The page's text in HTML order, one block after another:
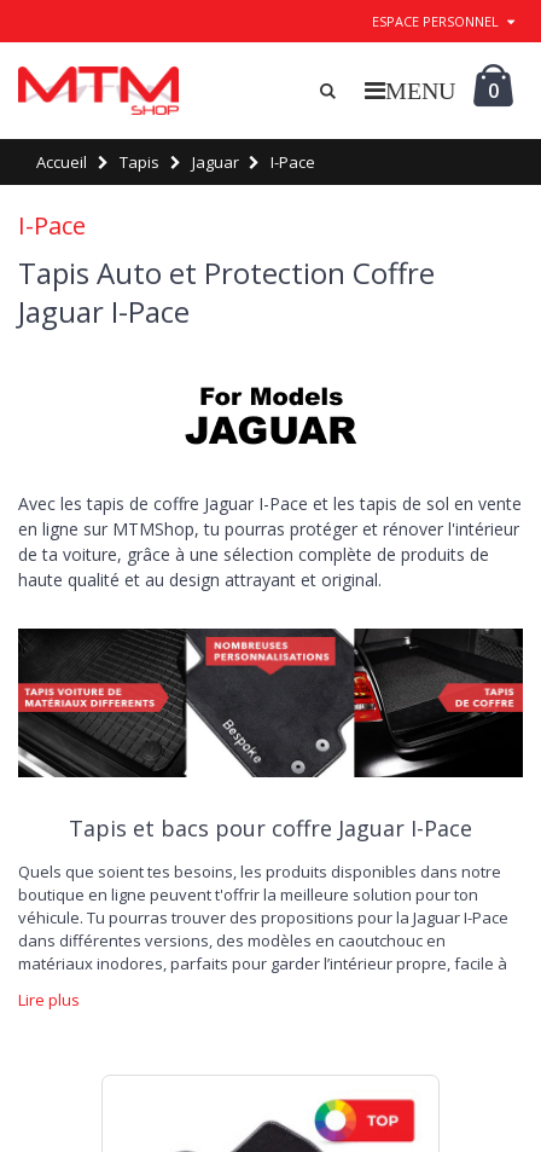
ESPACE PERSONNEL
0
Accueil Tapis Jaguar I-Pace
I-Pace
Tapis Auto et Protection Coffre
Jaguar I-Pace
Avec les tapis de coffre Jaguar I-Pace et les tapis de sol en vente
en ligne sur MTMShop, tu pourras protéger et rénover l'intérieur
de ta voiture, grâce à une sélection complète de produits de
haute qualité et au design attrayant et original.
Tapis et bacs pour coffre Jaguar I-Pace
Quels que soient tes besoins, les produits disponibles dans notre
boutique en ligne peuvent t'offrir la meilleure solution pour ton
véhicule. Tu pourras trouver des propositions pour la Jaguar I-Pace
dans différentes versions, des modèles en caoutchouc en
matériaux inodores, parfaits pour garder l’intérieur propre, facile à
de donner un nouveau look sportif, pour un nouveau plaisir de
préserver l'esthétique et la capacité de charge de ta voiture, et
particulièrement adapté pour transporter tes amis quadripèdes,
pour une agréable promenade au parc ou en dehors de la ville.
Lire plus